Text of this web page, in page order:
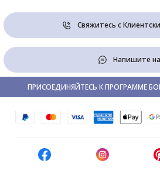
Свяжитесь с
Напишите
ПРИСОЕДИНЯЙТЕСЬ К ПРОГРАММЕ